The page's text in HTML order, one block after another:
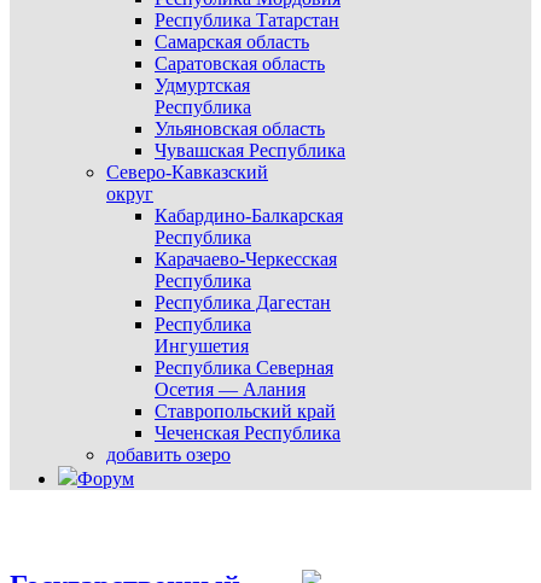
Республика Татарстан
Самарская область
Саратовская область
Удмуртская
Республика
Ульяновская область
Чувашская Республика
Северо-Кавказский
округ
Кабардино-Балкарская
Республика
Карачаево-Черкесская
Республика
Республика Дагестан
Республика
Ингушетия
Республика Северная
Осетия — Алания
Ставропольский край
Чеченская Республика
добавить озеро
Форум